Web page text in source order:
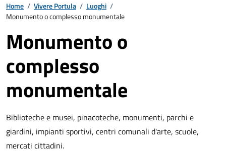
Home / Vivere Portula / Luoghi /
Monumento o complesso monumentale
Monumento o
complesso
monumentale
Biblioteche e musei, pinacoteche, monumenti, parchi e
giardini, impianti sportivi, centri comunali d'arte, scuole,
mercati cittadini.